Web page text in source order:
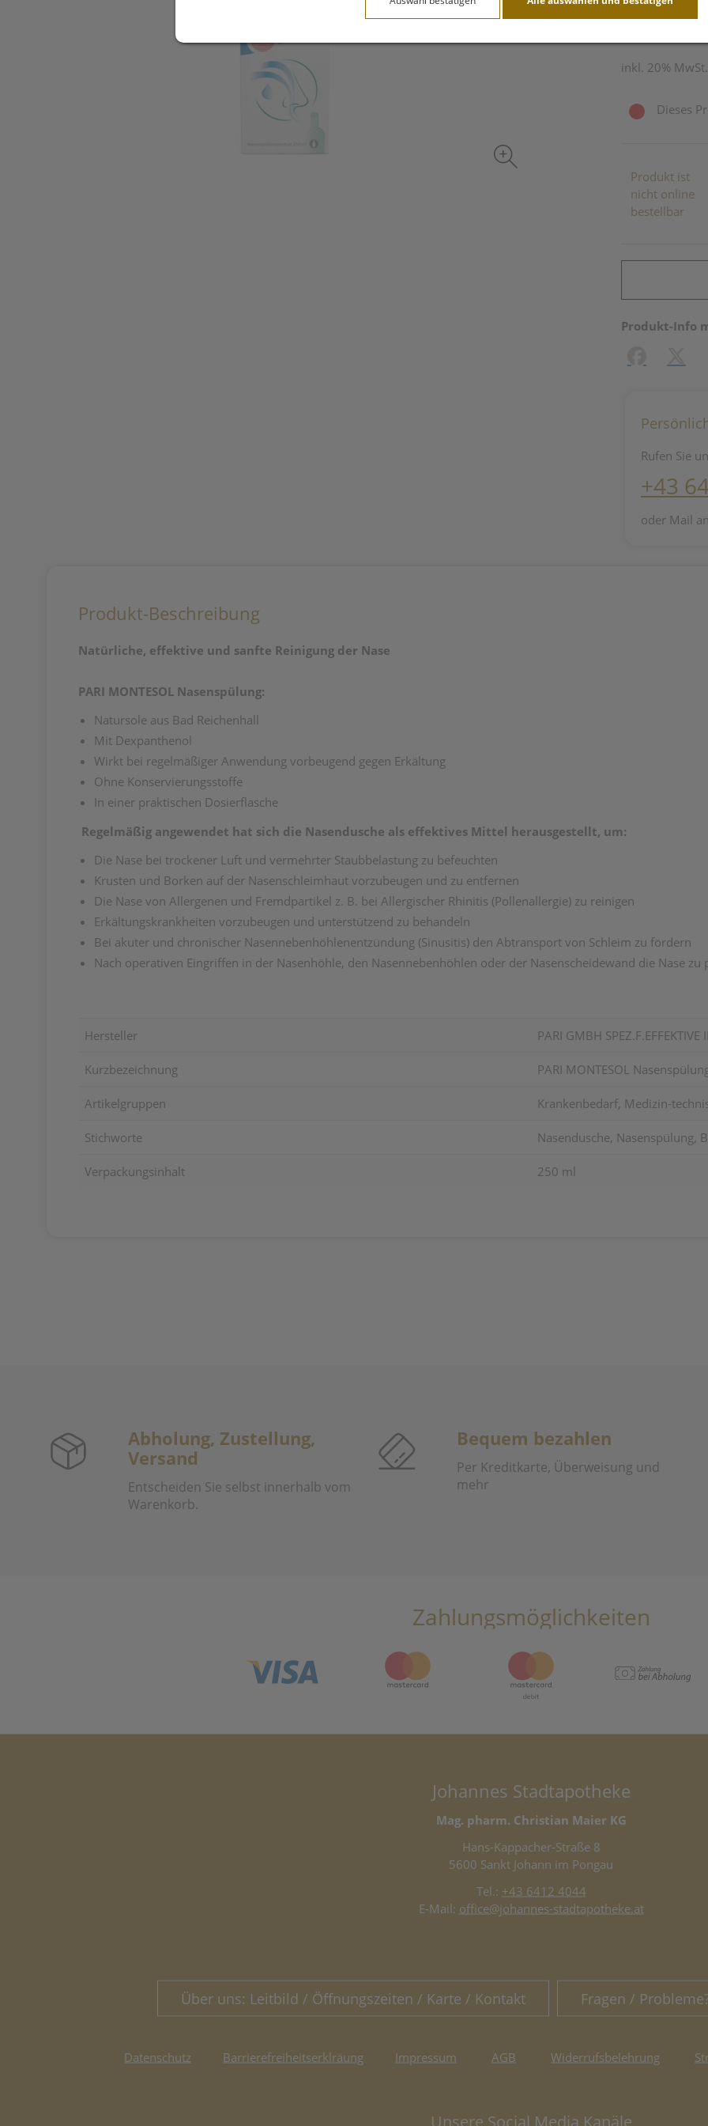
inkl. 20% MwSt.
Dieses
Produkt ist
nicht online
bestellbar
Produkt-Info
Rufen Sie
+43
oder Mail
Produkt-Beschreibung
Natürliche, effektive und sanfte Reinigung der Nase
PARI MONTESOL Nasenspülung:
Natursole aus Bad Reichenhall
Mit Dexpanthenol
Wirkt bei regelmäßiger Anwendung vorbeugend gegen Erkältung
Ohne Konservierungsstoffe
In einer praktischen Dosierflasche
Regelmäßig angewendet hat sich die Nasendusche als effektives Mittel herausgestellt, um:
Die Nase bei trockener Luft und vermehrter Staubbelastung zu befeuchten
Krusten und Borken auf der Nasenschleimhaut vorzubeugen und zu entfernen
Die Nase von Allergenen und Fremdpartikel z. B. bei Allergischer Rhinitis (Pollenallergie) zu reinigen
Erkältungskrankheiten vorzubeugen und unterstützend zu behandeln
Bei akuter und chronischer Nasennebenhöhlenentzündung (Sinusitis) den Abtransport von Schleim zu fördern
Nach operativen Eingriffen in der Nasenhöhle, den Nasennebenhöhlen oder der Nasenscheidewand die Nase zu
Hersteller PARI GMBH
Kurzbezeichnung PARI MONTESOL
Artikelgruppen Krankenbedarf, Medizin-
Stichworte Nasendusche, Nasenspülung,
Verpackungsinhalt 250 ml
Abholung, Zustellung,
Versand
Entscheiden Sie selbst innerhalb vom
Warenkorb.
Bequem bezahlen
Per Kreditkarte, Überweisung und
mehr
Zahlungsmöglichkeiten
Johannes Stadtapotheke
Mag. pharm. Christian Maier KG
Hans-Kappacher-Straße 8
5600 Sankt Johann im Pongau
Tel.: +43 6412 4044
E-Mail: office@johannes-stadtapotheke.at
Über uns: Leitbild / Öffnungszeiten / Karte / Kontakt Fragen /
Datenschutz Barrierefreiheitserklräung Impressum AGB Widerrufsbelehrung
Unsere Social Media Kanäle